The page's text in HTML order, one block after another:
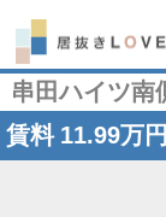
串田ハイツ南
賃料 11.99万円